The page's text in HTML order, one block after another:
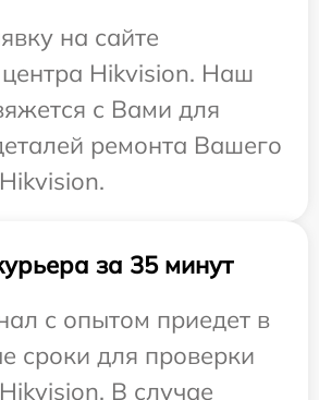
на сайте
центра Hikvision. Наш
с Вами для
ремонта Вашего
за 35 минут
с опытом приедет в
сроки для проверки
В случае